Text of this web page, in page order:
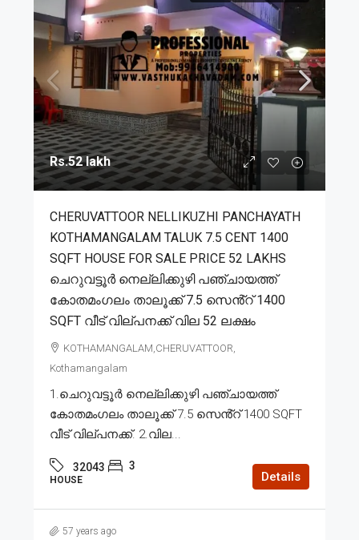
Rs.52 lakh
CHERUVATTOOR NELLIKUZHI PANCHAYATH
KOTHAMANGALAM TALUK 7.5 CENT 1400
SQFT HOUSE FOR SALE PRICE 52 LAKHS
ചെറുവട്ടൂർ നെല്ലിക്കുഴി പഞ്ചായത്ത്
കോതമംഗലം താലൂക്ക് 7.5 സെൻ്റ് 1400
SQFT വീട് വില്പനക്ക് വില 52 ലക്ഷം
KOTHAMANGALAM,CHERUVATTOOR,
Kothamangalam
1.ചെറുവട്ടൂർ നെല്ലിക്കുഴി പഞ്ചായത്ത്
കോതമംഗലം താലൂക്ക് 7.5 സെൻ്റ് 1400 SQFT
വീട് വില്പനക്ക്. 2.വില...
32043 3
HOUSE Details
57 years ago